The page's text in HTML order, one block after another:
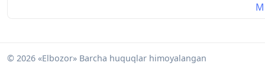
© 2026 «Elbozor» Barcha huquqlar himoyalangan